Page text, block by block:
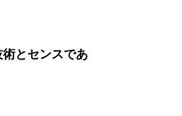
とセンスであ